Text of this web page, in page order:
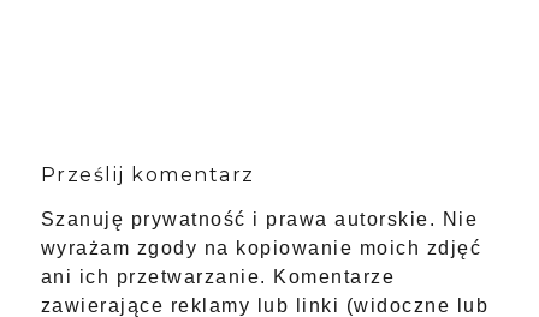
Prześlij komentarz
Szanuję prywatność i prawa autorskie. Nie
wyrażam zgody na kopiowanie moich zdjęć
ani ich przetwarzanie. Komentarze
zawierające reklamy lub linki (widoczne lub